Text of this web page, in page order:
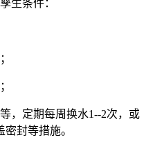
生条件：
，定期每周换水1--2次，或
封等措施。